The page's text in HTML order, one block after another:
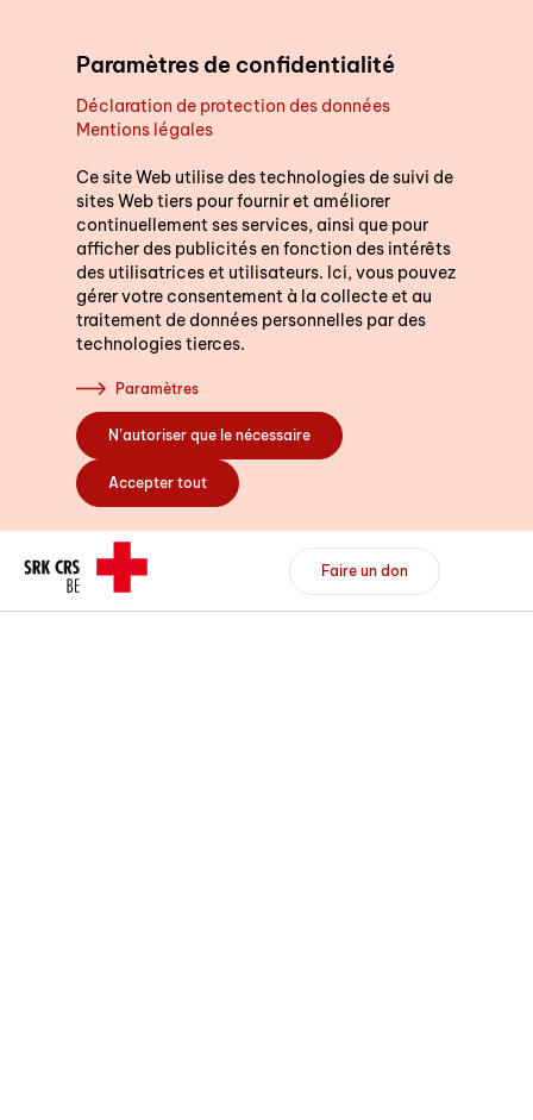
Paramètres de confidentialité
Déclaration de protection des données
Mentions légales
Ce site Web utilise des technologies de suivi de
sites Web tiers pour fournir et améliorer
continuellement ses services, ainsi que pour
afficher des publicités en fonction des intérêts
des utilisatrices et utilisateurs. Ici, vous pouvez
gérer votre consentement à la collecte et au
traitement de données personnelles par des
technologies tierces.
Paramètres
N’autoriser que le nécessaire
Accepter tout
Header/Navigation
Faire un don
Soutien au quotidien
Cours
S’engager
A propos de nous